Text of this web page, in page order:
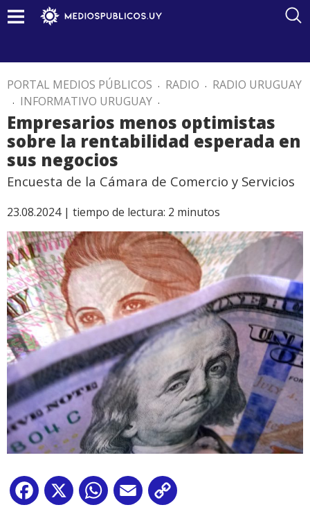
PORTAL MEDIOS PÚBLICOS . RADIO . RADIO URUGUAY
. INFORMATIVO URUGUAY .
Empresarios menos optimistas
sobre la rentabilidad esperada en
sus negocios
Encuesta de la Cámara de Comercio y Servicios
23.08.2024 | tiempo de lectura: 2 minutos
Facebook
X WhatsApp
Email